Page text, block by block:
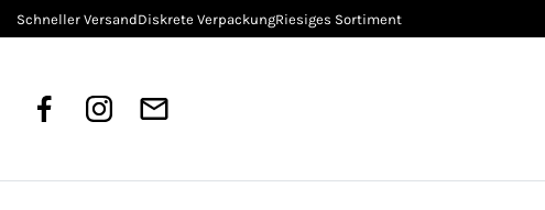
Schneller VersandDiskrete VerpackungRiesiges Sortiment